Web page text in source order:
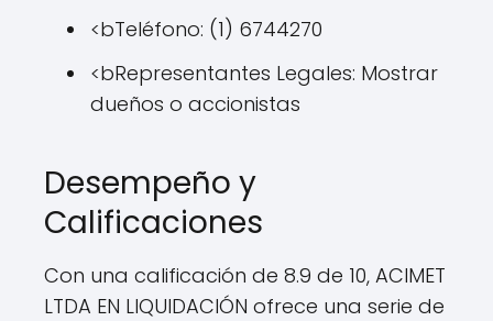
<bTeléfono: (1) 6744270
<bRepresentantes Legales: Mostrar
dueños o accionistas
Desempeño y
Calificaciones
Con una calificación de 8.9 de 10, ACIMET
LTDA EN LIQUIDACIÓN ofrece una serie de